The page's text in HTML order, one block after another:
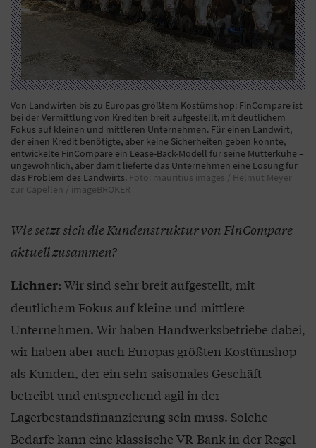
Von Landwirten bis zu Europas größtem Kostümshop: FinCompare ist
bei der Vermittlung von Krediten breit aufgestellt, mit deutlichem
Fokus auf kleinen und mittleren Unternehmen. Für einen Landwirt,
der einen Kredit benötigte, aber keine Sicherheiten geben konnte,
entwickelte FinCompare ein Lease-Back-Modell für seine Mutterkühe –
ungewöhnlich, aber damit lieferte das Unternehmen eine Lösung für
das Problem des Landwirts. Foto: mauritius images / Helmut Meyer
zur Capellen / imageBROKER
Wie setzt sich die Kundenstruktur von FinCompare
aktuell zusammen?
Lichner: Wir sind sehr breit aufgestellt, mit
deutlichem Fokus auf kleine und mittlere
Unternehmen. Wir haben Handwerksbetriebe dabei,
wir haben aber auch Europas größten Kostümshop
als Kunden, der ein sehr saisonales Geschäft
betreibt und entsprechend agil in der
Lagerbestandsfinanzierung sein muss. Solche
Bedarfe kann eine klassische VR-Bank in der Regel